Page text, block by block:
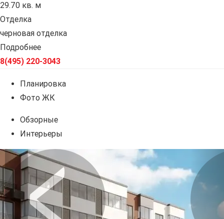
29.70 кв. м
Отделка
черновая отделка
Подробнее
8(495) 220-3043
Планировка
Фото ЖК
Обзорные
Интерьеры